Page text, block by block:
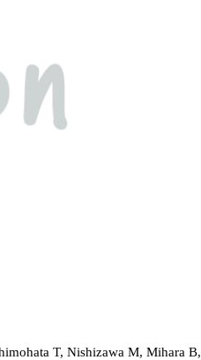
T, Nishizawa M, Mihara B,